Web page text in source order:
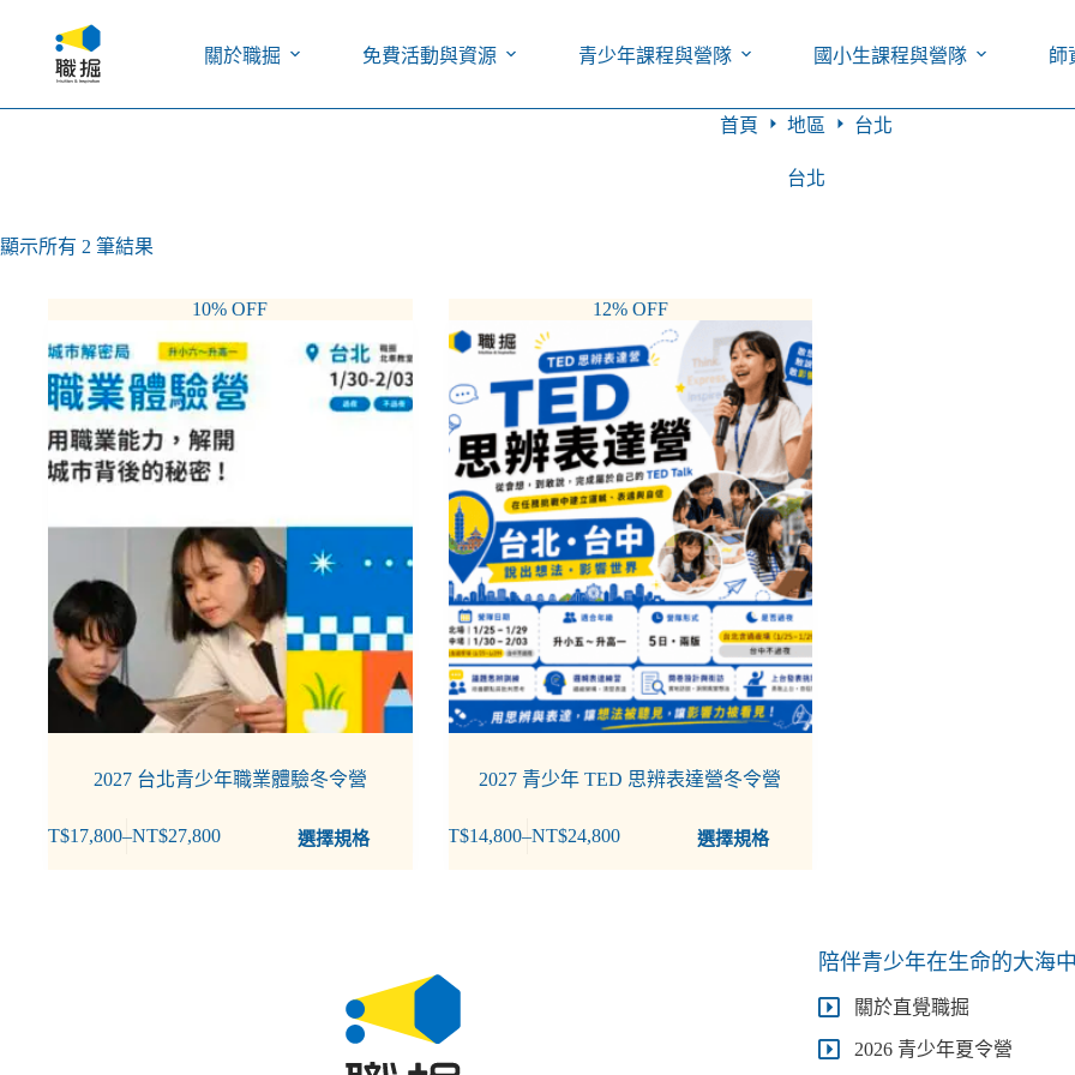
關於職掘 免費活動與資源 青少年課程與營隊 國小生課程與營隊 師
首頁 地區 台北
台北
顯示所有 2 筆結果
10% OFF
2027 台北青少年職業體驗冬令營
NT$17,800–NT$27,800 選擇規格
12% OFF
2027 青少年 TED 思辨表達營冬令營
NT$14,800–NT$24,800 選擇規格
陪伴青少年在生命的大海
關於直覺職掘
2026 青少年夏令營